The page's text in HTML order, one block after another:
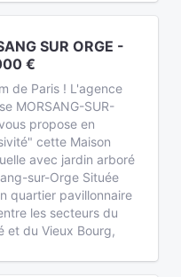
SUR ORGE -
€
de Paris ! L'agence
MORSANG-SUR-
propose en
cette Maison
avec jardin arboré
sur-Orge Située
quartier pavillonnaire
les secteurs du
et du Vieux Bourg,